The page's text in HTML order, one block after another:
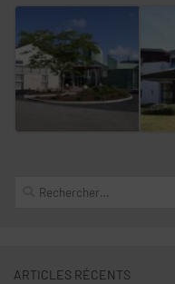
Rechercher :
ARTICLES RÉCENTS